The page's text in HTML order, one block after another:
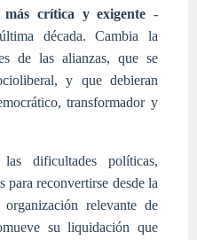
más crítica y exigente -
década. Cambia la
de las alianzas, que se
y que debieran
transformador y
dificultades políticas,
para reconvertirse desde la
relevante de
su liquidación que